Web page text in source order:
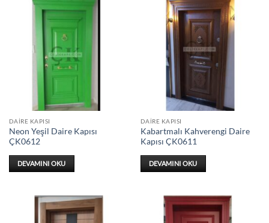
DAIRE KAPISI
Neon Yeşil Daire Kapısı
ÇK0612
DEVAMINI OKU
DAIRE KAPISI
Kabartmalı Kahverengi Daire
Kapısı ÇK0611
DEVAMINI OKU